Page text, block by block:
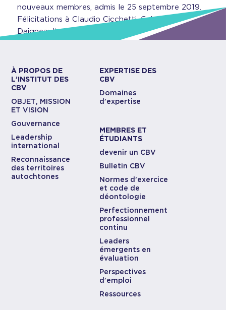
nouveaux membres, admis le 25 septembre 2019.
Félicitations à Claudio Cicchetti, Gabriel Cyr-
Daigneault et Carlo Viola!
À PROPOS DE
L’INSTITUT DES
CBV
OBJET, MISSION
ET VISION
Gouvernance
Leadership
international
Reconnaissance
des territoires
autochtones
EXPERTISE DES
CBV
Domaines
d’expertise
MEMBRES ET
ÉTUDIANTS
devenir un CBV
Bulletin CBV
Normes d’exercice
et code de
déontologie
Perfectionnement
professionnel
continu
Leaders
émergents en
évaluation
Perspectives
d’emploi
Ressources